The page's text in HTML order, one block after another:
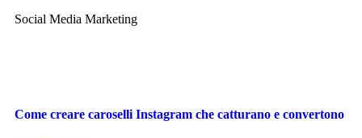
Social Media Marketing
Come creare caroselli Instagram che catturano e convertono